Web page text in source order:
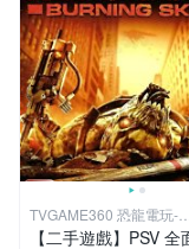
TVGAME360 恐龍電玩-台
中店
【二手遊戲】PSV 全